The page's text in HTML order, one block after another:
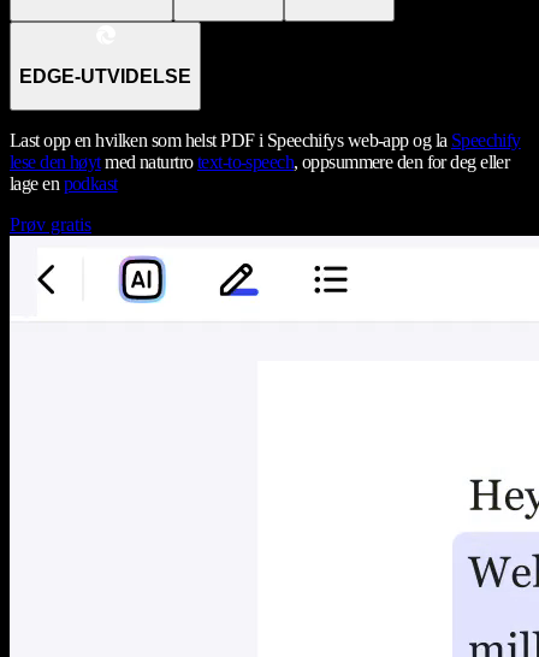
EDGE-UTVIDELSE
Last opp en hvilken som helst PDF i Speechifys web-app og la Speechify
lese den høytmed naturtrotext-to-speech, oppsummere den for deg eller
lage en podkast
Prøv gratis